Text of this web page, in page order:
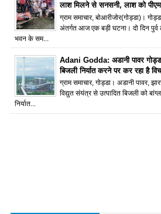
लाश मिलने से सनसनी, लाश को
ग्राम समाचार, बोआरीजोर(गोड्डा)।
अंतर्गत आज एक बड़ी घटना। दो दिन पुर्व
भवन के सम...
Adani Godda: अडानी पावर
बिजली निर्यात करने पर कर रहा है
ग्राम समाचार, गोड्डा। अडानी पावर,
विद्युत संयंत्र से उत्पादित बिजली को
निर्यात...